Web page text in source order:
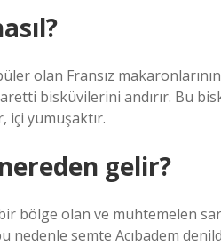
olan Fransız
bisküvilerini andırır. Bu
içi yumuşaktır.
gelir?
bölge olan ve muhtemelen
nedenle semte Acıbadem